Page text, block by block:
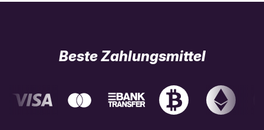
Beste Zahlungsmittel